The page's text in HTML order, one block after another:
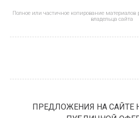
Полное или частичное копирование материалов
владельца сайта
ПРЕДЛОЖЕНИЯ НА САЙТЕ